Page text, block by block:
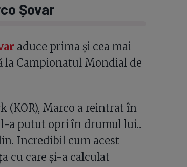
Șovar
aduce prima și cea mai
la Campionatul Mondial de
(KOR), Marco a reintrat în
a putut opri în drumul lui...
Incredibil cum acest
cu care și-a calculat